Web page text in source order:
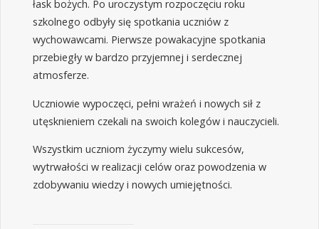
łask bożych. Po uroczystym rozpoczęciu roku
szkolnego odbyły się spotkania uczniów z
wychowawcami. Pierwsze powakacyjne spotkania
przebiegły w bardzo przyjemnej i serdecznej
atmosferze.
Uczniowie wypoczęci, pełni wrażeń i nowych sił z
utęsknieniem czekali na swoich kolegów i nauczycieli.
Wszystkim uczniom życzymy wielu sukcesów,
wytrwałości w realizacji celów oraz powodzenia w
zdobywaniu wiedzy i nowych umiejętności.